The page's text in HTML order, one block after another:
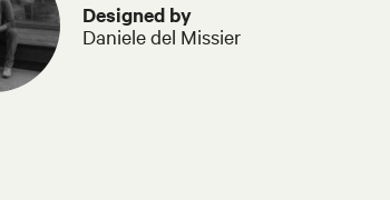
Designed by
Daniele del Missier